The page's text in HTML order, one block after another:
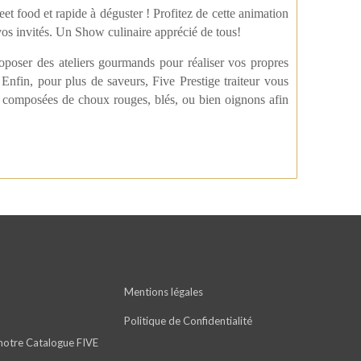
food et rapide à déguster ! Profitez de cette animation
invités. Un Show culinaire apprécié de tous!
des ateliers gourmands pour réaliser vos propres
pour plus de saveurs, Five Prestige traiteur vous
de choux rouges, blés, ou bien oignons afin
Catalogue FIVE
Mentions légales
Politique de Confidentialité